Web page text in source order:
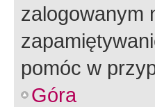
zalogowanym
pomóc w
Góra